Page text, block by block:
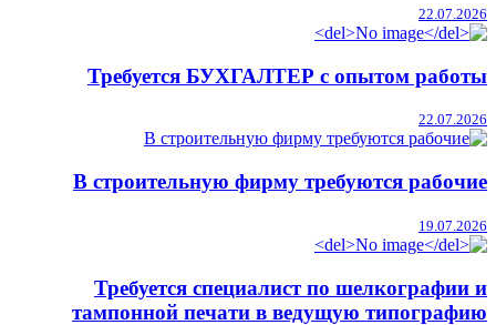
22.07.2026
Требуется БУХГАЛТЕР с опытом работы
22.07.2026
В строительную фирму требуются рабочие
19.07.2026
Требуется специалист по шелкографии и
тампонной печати в ведущую типографию